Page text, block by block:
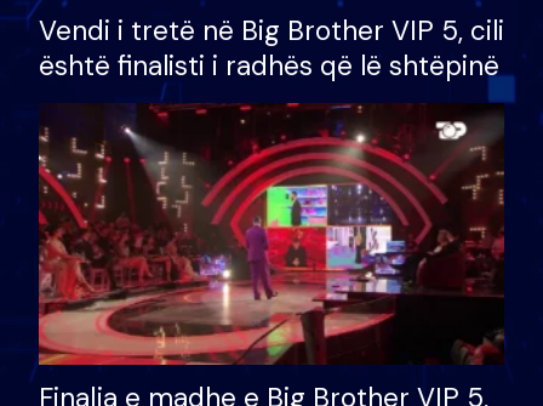
Vendi i tretë në Big Brother VIP 5, cili
është finalisti i radhës që lë shtëpinë
Finalja e madhe e Big Brother VIP 5,